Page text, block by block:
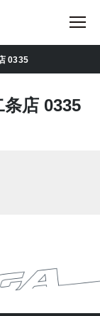
0335
店 0335